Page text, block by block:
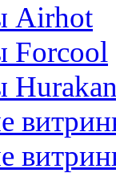
Airhot
Forcool